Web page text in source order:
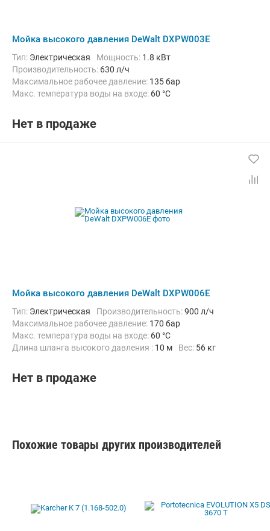
Мойка высокого давления DeWalt DXPW003E
Тип: Электрическая Мощность: 1.8 кВт
Производительность: 630 л/ч
Максимальное рабочее давление: 135 бар
Макс. температура воды на входе: 60 °C
Нет в продаже
Мойка высокого давления DeWalt DXPW006E
Тип: Электрическая Производительность:900 л/ч
Максимальное рабочее давление: 170 бар
Макс. температура воды на входе: 60 °C
Длина шланга высокого давления : 10 м Вес: 56 кг
Нет в продаже
Похожие товары других производителей